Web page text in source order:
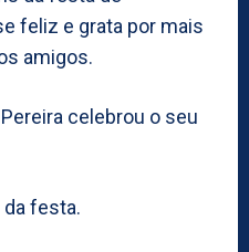
feliz e grata por mais
amigos.
celebrou o seu
festa.